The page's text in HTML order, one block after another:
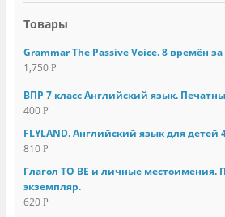
Товары
Grammar The Passive Voice. 8 времён
1,750 Р
ВПР 7 класс Английский язык.
400 Р
FLYLAND. Английский язык для детей
810 Р
Глагол TO BE и личные местоимения.
экземпляр.
620 Р